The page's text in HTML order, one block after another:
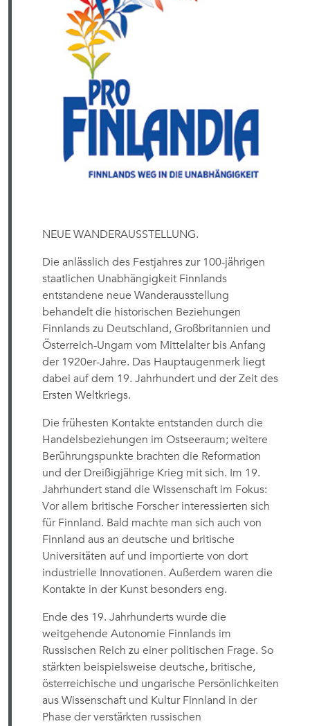
NEUE WANDERAUSSTELLUNG.
Die anlässlich des Festjahres zur 100-jährigen
staatlichen Unabhängigkeit Finnlands
entstandene neue Wanderausstellung
behandelt die historischen Beziehungen
Finnlands zu Deutschland, Großbritannien und
Österreich-Ungarn vom Mittelalter bis Anfang
der 1920er-Jahre. Das Hauptaugenmerk liegt
dabei auf dem 19. Jahrhundert und der Zeit des
Ersten Weltkriegs.
Die frühesten Kontakte entstanden durch die
Handelsbeziehungen im Ostseeraum; weitere
Berührungspunkte brachten die Reformation
und der Dreißigjährige Krieg mit sich. Im 19.
Jahrhundert stand die Wissenschaft im Fokus:
Vor allem britische Forscher interessierten sich
für Finnland. Bald machte man sich auch von
Finnland aus an deutsche und britische
Universitäten auf und importierte von dort
industrielle Innovationen. Außerdem waren die
Kontakte in der Kunst besonders eng.
Ende des 19. Jahrhunderts wurde die
weitgehende Autonomie Finnlands im
Russischen Reich zu einer politischen Frage. So
stärkten beispielsweise deutsche, britische,
österreichische und ungarische Persönlichkeiten
aus Wissenschaft und Kultur Finnland in der
Phase der verstärkten russischen